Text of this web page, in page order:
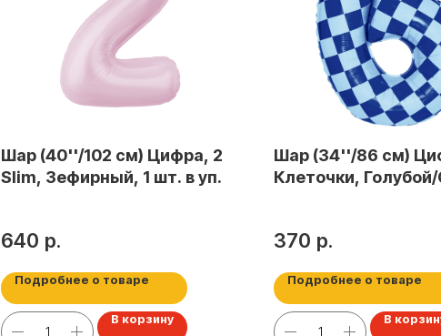
Шар (40''/102 см) Цифра, 2
Slim, Зефирный, 1 шт. в уп.
640 р.
Подробнее о товаре
В корзину
Шар (34''/86 см)
Клеточки,
370 р.
Подробнее о товаре
В